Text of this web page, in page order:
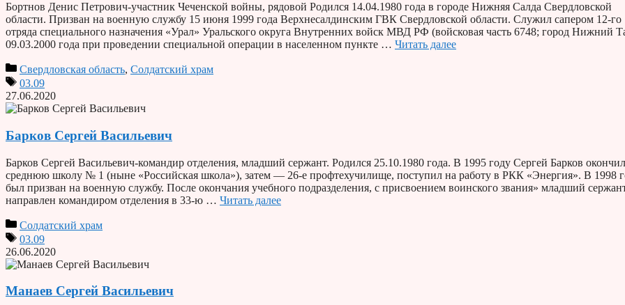
Бортнов Денис Петрович-участник Чеченской войны, рядовой Родился 14.04.1980 года в городе Нижняя Салда Свердловской
области. Призван на военную службу 15 июня 1999 года Верхнесалдинским ГВК Свердловской области. Служил сапером 12-го
отряда специального назначения «Урал» Уральского округа Внутренних войск МВД РФ (войсковая часть 6748; город Нижний
09.03.2000 года при проведении специальной операции в населенном пункте … Читать далее
Свердловская область, Солдатский храм
03.09
27.06.2020
Барков Сергей Васильевич
Барков Сергей Васильевич-командир отделения, младший сержант. Родился 25.10.1980 года. В 1995 году Сергей Барков окончил
среднюю школу № 1 (ныне «Российская школа»), затем — 26-е профтехучилище, поступил на работу в РКК «Энергия». В 1998
был призван на военную службу. После окончания учебного подразделения, с присвоением воинского звания» младший
направлен командиром отделения в 33-ю … Читать далее
Солдатский храм
03.09
26.06.2020
Манаев Сергей Васильевич